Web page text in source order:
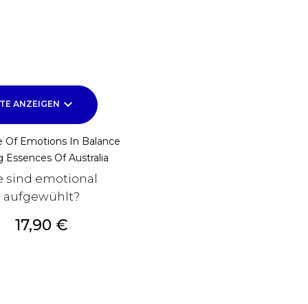
ANZEIGEN keyboard_arrow_down
Of Emotions In Balance
Essences Of Australia
sind emotional
aufgewühlt?
Preis
17,90 €